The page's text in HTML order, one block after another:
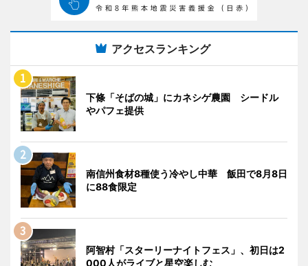
アクセスランキング
下條「そばの城」にカネシゲ農園 シードル
やパフェ提供
南信州食材8種使う冷やし中華 飯田で8月8日
に88食限定
阿智村「スターリーナイトフェス」、初日は2
000人がライブと星空楽しむ